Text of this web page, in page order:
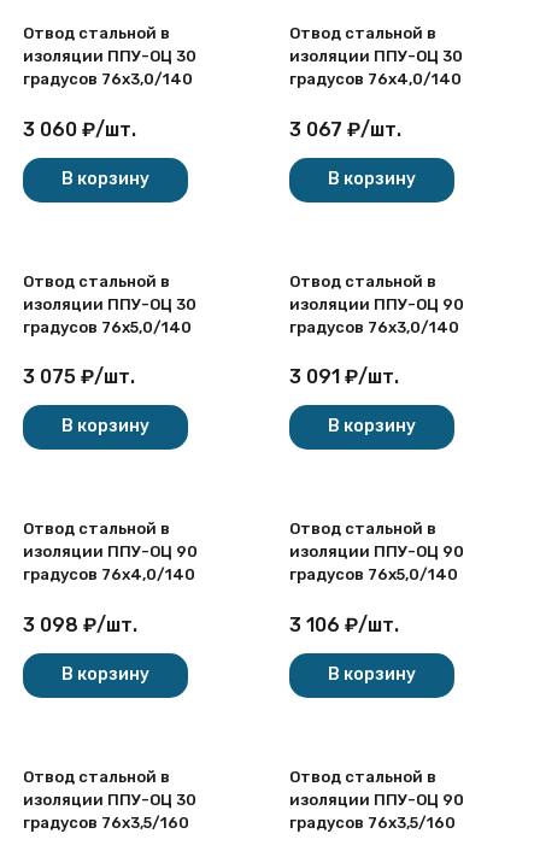
Отвод стальной в
изоляции ППУ-ОЦ 30
градусов 76х3,0/140
3 060 ₽/шт.
В корзину
Отвод стальной в
изоляции ППУ-ОЦ 30
градусов 76х4,0/140
3 067 ₽/шт.
В корзину
Отвод стальной в
изоляции ППУ-ОЦ 30
градусов 76х5,0/140
3 075 ₽/шт.
В корзину
Отвод стальной в
изоляции ППУ-ОЦ 90
градусов 76х3,0/140
3 091 ₽/шт.
В корзину
Отвод стальной в
изоляции ППУ-ОЦ 90
градусов 76х4,0/140
3 098 ₽/шт.
В корзину
Отвод стальной в
изоляции ППУ-ОЦ 90
градусов 76х5,0/140
3 106 ₽/шт.
В корзину
Отвод стальной в
изоляции ППУ-ОЦ 30
градусов 76х3,5/160
Отвод стальной в
изоляции ППУ-ОЦ 90
градусов 76х3,5/160